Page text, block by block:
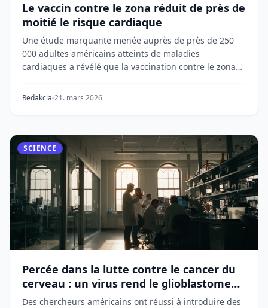
Le vaccin contre le zona réduit de près de
moitié le risque cardiaque
Une étude marquante menée auprès de près de 250
000 adultes américains atteints de maladies
cardiaques a révélé que la vaccination contre le zona
Redakcia 21. mars 2026
SCIENCE
Percée dans la lutte contre le cancer du
cerveau : un virus rend le glioblastome
vulnérable
Des chercheurs américains ont réussi à introduire des